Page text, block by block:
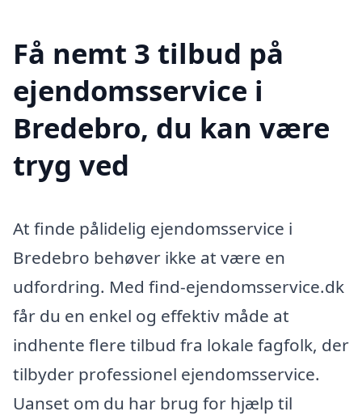
Få nemt 3 tilbud på
ejendomsservice i
Bredebro, du kan være
tryg ved
At finde pålidelig ejendomsservice i
Bredebro behøver ikke at være en
udfordring. Med find-ejendomsservice.dk
får du en enkel og effektiv måde at
indhente flere tilbud fra lokale fagfolk, der
tilbyder professionel ejendomsservice.
Uanset om du har brug for hjælp til